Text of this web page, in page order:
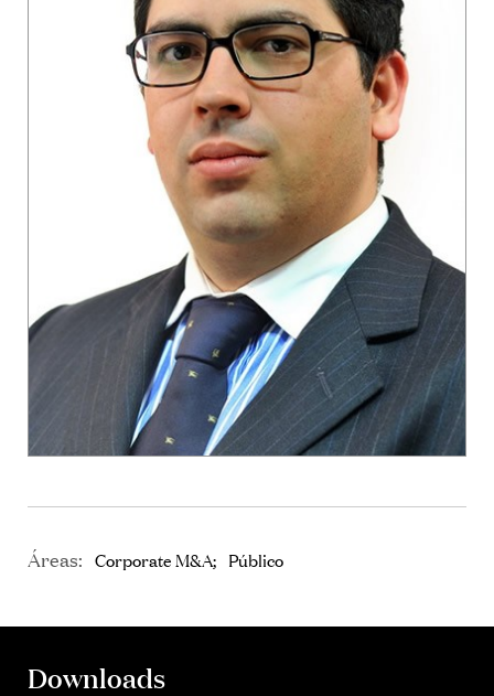
Áreas: Corporate M&A Público
Downloads